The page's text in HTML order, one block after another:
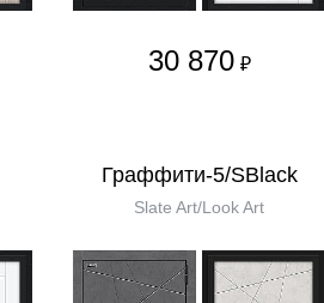
30 870 ₽
Граффити-5/SBlack
Slate Art/Look Art